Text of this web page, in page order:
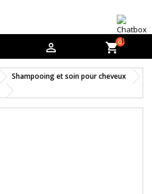
 shopping_cart0
Shampooing et soin pour cheveux